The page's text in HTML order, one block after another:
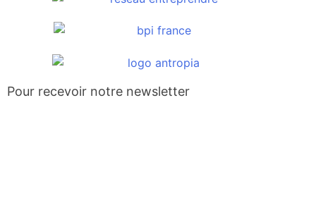
Pour recevoir notre newsletter